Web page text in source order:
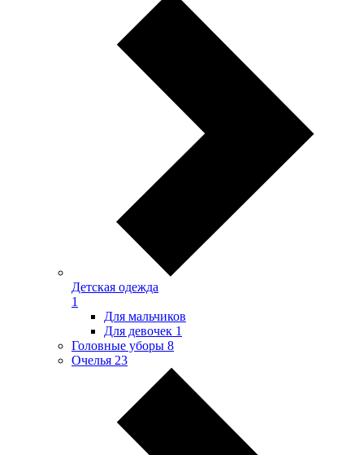
Детская одежда
1
Для мальчиков
Для девочек 1
Головные уборы 8
Очелья 23